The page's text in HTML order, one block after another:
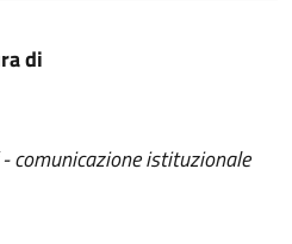
di
comunicazione istituzionale